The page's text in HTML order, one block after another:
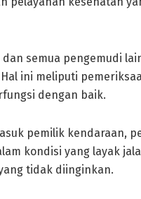
semua pengemudi
ini meliputi
dengan baik.
pemilik kendaraan,
kondisi yang layak
tidak diinginkan.